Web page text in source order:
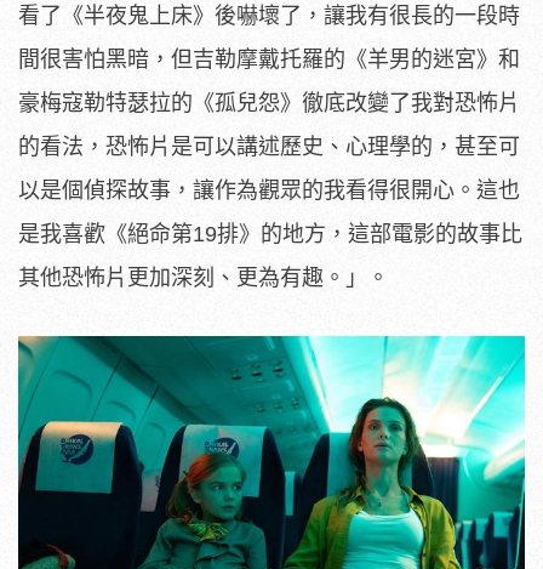
看了《半夜鬼上床》後嚇壞了， 讓我有很長的一段時
間很害怕黑暗，但吉勒摩戴托羅的《羊男的迷宮》和
豪梅寇勒特瑟拉的《孤兒怨》 徹底改變了我對恐怖片
的看法，恐怖片是可以講述歷史、心理學的， 甚至可
以是個偵探故事，讓作為觀眾的我看得很開心。 這也
是我喜歡《絕命第19排》的地方， 這部電影的故事比
其他恐怖片更加深刻、更為有趣。」。